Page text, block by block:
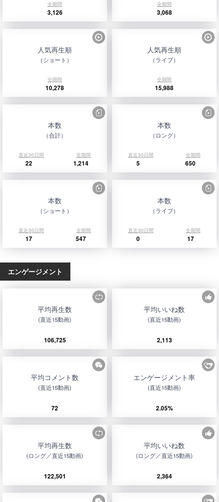
全期間
3,126
全期間
3,068
人気再生順
（ショート）
全期間
10,278
人気再生順
（ライブ）
全期間
15,988
本数
（合計）
直近30日間 全期間
22 1,214
本数
（ロング）
直近30日間 全期間
5 650
本数
（ショート）
直近30日間 全期間
17 547
本数
（ライブ）
直近30日間 全期間
0 17
エンゲージメント
平均再生数
(直近15動画)
106,725
平均いいね数
(直近15動画)
2,113
平均コメント数
(直近15動画)
72
エンゲージメント率
(直近15動画)
2.05%
平均再生数
(ロング／直近15動画)
122,501
平均いいね数
(ロング／直近15動画)
2,364